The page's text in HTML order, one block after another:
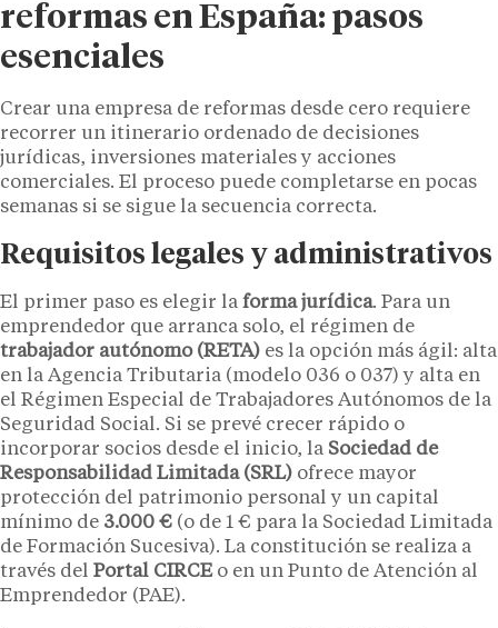
reformas en España: pasos
esenciales
Crear una empresa de reformas desde cero requiere
recorrer un itinerario ordenado de decisiones
jurídicas, inversiones materiales y acciones
comerciales. El proceso puede completarse en pocas
semanas si se sigue la secuencia correcta.
Requisitos legales y administrativos
El primer paso es elegir la forma jurídica. Para un
emprendedor que arranca solo, el régimen de
trabajador autónomo (RETA) es la opción más ágil: alta
en la Agencia Tributaria (modelo 036 o 037) y alta en
el Régimen Especial de Trabajadores Autónomos de la
Seguridad Social. Si se prevé crecer rápido o
incorporar socios desde el inicio, la Sociedad de
Responsabilidad Limitada (SRL) ofrece mayor
protección del patrimonio personal y un capital
mínimo de 3.000 € (o de 1 € para la Sociedad Limitada
de Formación Sucesiva). La constitución se realiza a
través del Portal CIRCEo en un Punto de Atención al
Emprendedor (PAE).